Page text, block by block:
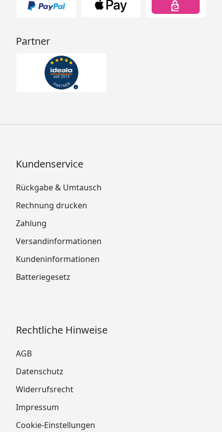
Partner
Kundenservice
Rückgabe & Umtausch
Rechnung drucken
Zahlung
Versandinformationen
Kundeninformationen
Batteriegesetz
Rechtliche Hinweise
AGB
Datenschutz
Widerrufsrecht
Impressum
Cookie-Einstellungen